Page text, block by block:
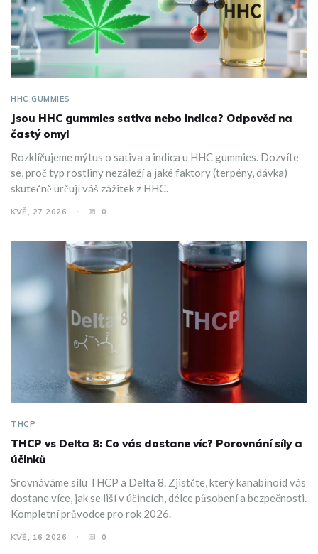
HHC GUMMIES
Jsou HHC gummies sativa nebo indica? Odpověď na
častý omyl
Rozklíčujeme mýtus o sativa a indica u HHC gummies. Dozvíte
se, proč typ rostliny nezáleží a jaké faktory (terpény, dávka)
skutečně určují váš zážitek z HHC.
KVĚ, 27 2026 0
THCP
THCP vs Delta 8: Co vás dostane víc? Porovnání síly a
účinků
Srovnáváme sílu THCP a Delta 8. Zjistěte, který kanabinoid vás
dostane více, jak se liší v účincích, délce působení a bezpečnosti.
Kompletní průvodce pro rok 2026.
KVĚ, 16 2026 0